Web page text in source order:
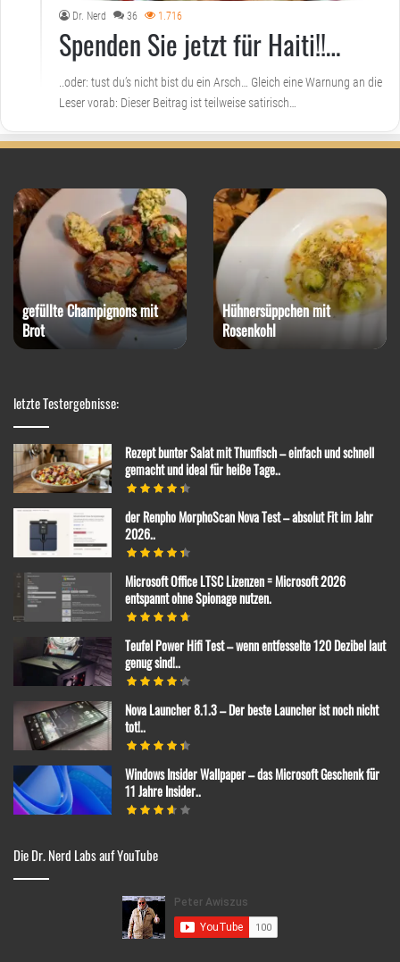
Dr. Nerd 36 1.716
Spenden Sie jetzt für Haiti!!…
..oder: tust du’s nicht bist du ein Arsch… Gleich eine Warnung an die
Leser vorab: Dieser Beitrag ist teilweise satirisch…
gefüllte Champignons mit
Brot
Hühnersüppchen mit
Rosenkohl
letzte Testergebnisse:
Rezept bunter Salat mit Thunfisch – einfach und schnell
gemacht und ideal für heiße Tage..
der Renpho MorphoScan Nova Test – absolut Fit im Jahr
2026..
Microsoft Office LTSC Lizenzen = Microsoft 2026
entspannt ohne Spionage nutzen.
Teufel Power Hifi Test – wenn entfesselte 120 Dezibel laut
genug sind!..
Nova Launcher 8.1.3 – Der beste Launcher ist noch nicht
tot!..
Windows Insider Wallpaper – das Microsoft Geschenk für
11 Jahre Insider..
Die Dr. Nerd Labs auf YouTube